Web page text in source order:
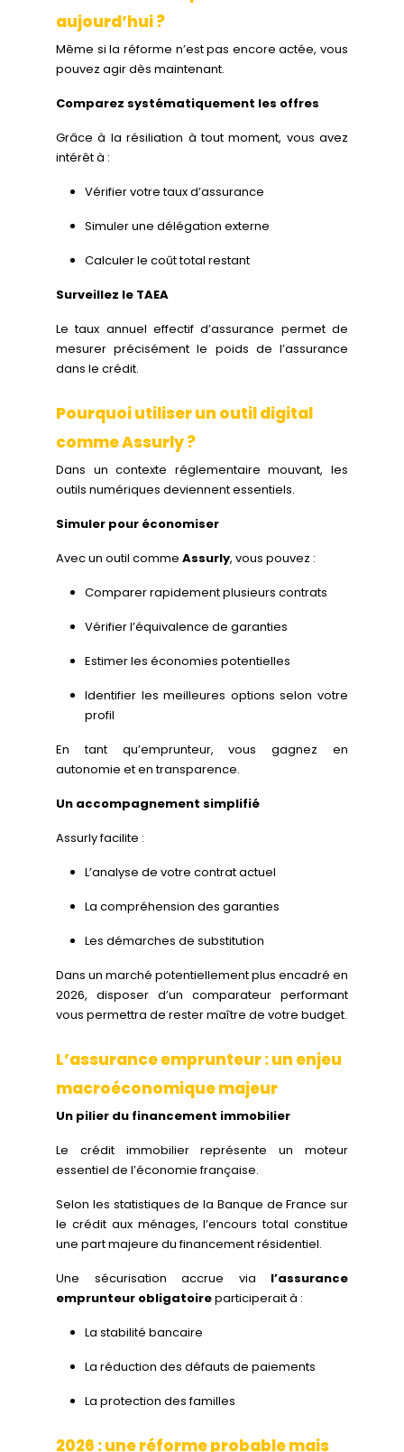
aujourd’hui ?
Même si la réforme n’est pas encore actée, vous
pouvez agir dès maintenant.
Comparez systématiquement les offres
Grâce à la résiliation à tout moment, vous avez
intérêt à :
Vérifier votre taux d’assurance
Simuler une délégation externe
Calculer le coût total restant
Surveillez le TAEA
Le taux annuel effectif d’assurance permet de
mesurer précisément le poids de l’assurance
dans le crédit.
Pourquoi utiliser un outil digital
comme Assurly ?
Dans un contexte réglementaire mouvant, les
outils numériques deviennent essentiels.
Simuler pour économiser
Avec un outil comme Assurly, vous pouvez :
Comparer rapidement plusieurs contrats
Vérifier l’équivalence de garanties
Estimer les économies potentielles
Identifier les meilleures options selon votre
profil
En tant qu’emprunteur, vous gagnez en
autonomie et en transparence.
Un accompagnement simplifié
Assurly facilite :
L’analyse de votre contrat actuel
La compréhension des garanties
Les démarches de substitution
Dans un marché potentiellement plus encadré en
2026, disposer d’un comparateur performant
vous permettra de rester maître de votre budget.
L’assurance emprunteur : un enjeu
macroéconomique majeur
Un pilier du financement immobilier
Le crédit immobilier représente un moteur
essentiel de l’économie française.
Selon les statistiques de la Banque de France sur
le crédit aux ménages, l’encours total constitue
une part majeure du financement résidentiel.
Une sécurisation accrue via l’assurance
emprunteur obligatoireparticiperait à :
La stabilité bancaire
La réduction des défauts de paiements
La protection des familles
2026 : une réforme probable mais